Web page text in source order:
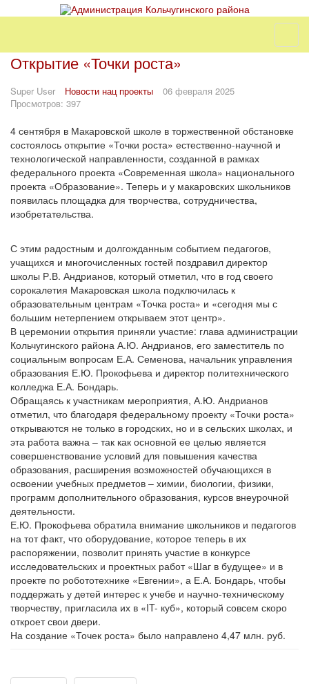
Открытие «Точки роста»
Super User Новости нац проекты
06 февраля 2025
Просмотров: 397
4 сентября в Макаровской школе в торжественной обстановке
состоялось открытие «Точки роста» естественно-научной и
технологической направленности, созданной в рамках
федерального проекта «Современная школа» национального
проекта «Образование». Теперь и у макаровских школьников
появилась площадка для творчества, сотрудничества,
изобретательства.
С этим радостным и долгожданным событием педагогов,
учащихся и многочисленных гостей поздравил директор
школы Р.В. Андрианов, который отметил, что в год своего
сорокалетия Макаровская школа подключилась к
образовательным центрам «Точка роста» и «сегодня мы с
большим нетерпением открываем этот центр».
В церемонии открытия приняли участие: глава администрации
Кольчугинского района А.Ю. Андрианов, его заместитель по
социальным вопросам Е.А. Семенова, начальник управления
образования Е.Ю. Прокофьева и директор политехнического
колледжа Е.А. Бондарь.
Обращаясь к участникам мероприятия, А.Ю. Андрианов
отметил, что благодаря федеральному проекту «Точки роста»
открываются не только в городских, но и в сельских школах, и
эта работа важна – так как основной ее целью является
совершенствование условий для повышения качества
образования, расширения возможностей обучающихся в
освоении учебных предметов – химии, биологии, физики,
программ дополнительного образования, курсов внеурочной
деятельности.
Е.Ю. Прокофьева обратила внимание школьников и педагогов
на тот факт, что оборудование, которое теперь в их
распоряжении, позволит принять участие в конкурсе
исследовательских и проектных работ «Шаг в будущее» и в
проекте по робототехнике «Евгении», а Е.А. Бондарь, чтобы
поддержать у детей интерес к учебе и научно-техническому
творчеству, пригласила их в «IT- куб», который совсем скоро
откроет свои двери.
На создание «Точек роста» было направлено 4,47 млн. руб.